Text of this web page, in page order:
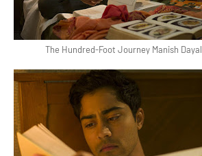
The Hundred-Foot Journey Manish Dayal